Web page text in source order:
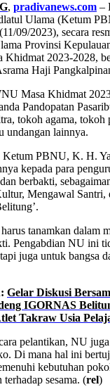
, pradivanews.com –
Ulama (Ketum
09/2023), secara
Provinsi
Khidmat 2023-2028,
Haji
Masa Khidmat
Pandopatan
tokoh agama, tokoh
undangan lainnya.
Ketum PBNU, K. H.
kepada para
berbakti,
Mengawal Santri,
tanamkan dalam
Pengabdian NU ini
juga untuk bangsa
Gelar Diskusi
IGORNAS
Takraw Usia
pelantikan, NU
Di mana hal ini
kebutuhan
sesama. (rel)